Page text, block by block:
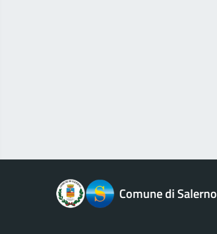
logo Unione EuropeaComune di Salerno